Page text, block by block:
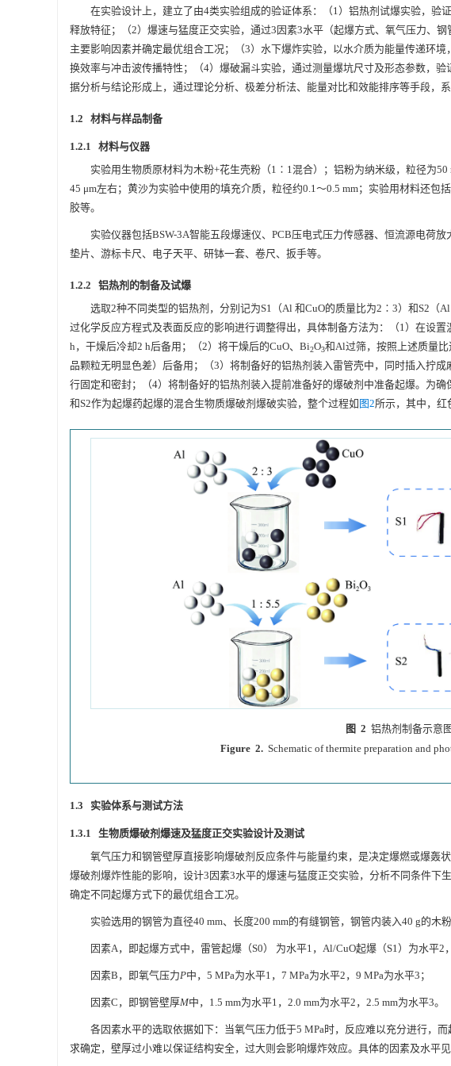
在实验设计上，建立了由4类实验组成的验证体系：（1）铝热剂试爆实验，验
释放特征；（2）爆速与猛度正交实验，通过3因素3水平（起爆方式、氧气压力、
主要影响因素并确定最优组合工况；（3）水下爆炸实验，以水介质为能量传递环
换效率与冲击波传播特性；（4）爆破漏斗实验，通过测量爆坑尺寸及形态参数，
据分析与结论形成上，通过理论分析、极差分析法、能量对比和效能排序等手段，
1.2 材料与样品制备
1.2.1 材料与仪器
实验用生物质原材料为木粉+花生壳粉（1∶1混合）；铝粉为纳米级，粒径为
45 μm左右；黄沙为实验中使用的填充介质，粒径约0.1～0.5 mm；实验用材料还
胶等。
实验仪器包括BSW-3A智能五段爆速仪、PCB压电式压力传感器、恒流源电荷
垫片、游标卡尺、电子天平、研钵一套、卷尺、扳手等。
1.2.2 铝热剂的制备及试爆
选取2种不同类型的铝热剂，分别记为S1（Al 和CuO的质量比为2∶3）和S2（
过化学反应方程式及表面反应的影响进行调整得出，具体制备方法为：（1）在设
h，干燥后冷却2 h后备用；（2）将干燥后的CuO、Bi2O3和Al过筛，按照上述质量
品颗粒无明显色差）后备用；（3）将制备好的铝热剂装入雷管壳中，同时插入拧
行固定和密封；（4）将制备好的铝热剂装入提前准备好的爆破剂中准备起爆。为
和S2作为起爆药起爆的混合生物质爆破剂爆破实验，整个过程如 图2所示，其中，红
图 2 铝热剂制备示意
Figure 2. Schematic of thermite preparation and
1.3 实验体系与测试方法
1.3.1 生物质爆破剂爆速及猛度正交实验设计及测试
氧气压力和钢管壁厚直接影响爆破剂反应条件与能量约束，是决定爆燃或爆轰
爆破剂爆炸性能的影响，设计3因素3水平的爆速与猛度正交实验，分析不同条件下
确定不同起爆方式下的最优组合工况。
实验选用的钢管为直径40 mm、长度200 mm的有缝钢管，钢管内装入40 g的木
因素A，即起爆方式中，雷管起爆（S0） 为水平1，Al/CuO起爆（S1）为水平2
因素B，即氧气压力P中，5 MPa为水平1，7 MPa为水平2，9 MPa为水平3；
因素C，即钢管壁厚M中，1.5 mm为水平1，2.0 mm为水平2，2.5 mm为水平3。
各因素水平的选取依据如下：当氧气压力低于5 MPa时，反应难以充分进行，
求确定，壁厚过小难以保证结构安全，过大则会影响爆炸效应。具体的因素及水平见